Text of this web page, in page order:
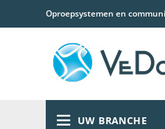
Oproepsystemen en
UW BRANCHE